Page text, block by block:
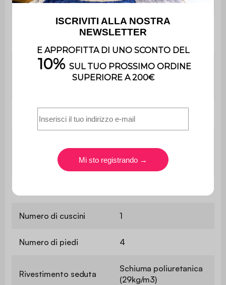
Durezza seduta Media
110 kg
Utilizzo
esclusivamente
Garanzia 2 anni
Montaggio
semplice, le istruzioni
sono fornite.
Numero di cuscini 1
Numero di piedi 4
Rivestimento seduta
Schiuma poliuretanica
(29kg/m3)